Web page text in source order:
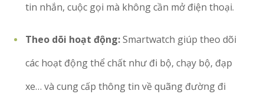
tin nhắn, cuộc gọi mà không cần mở điện thoại.
Theo dõi hoạt động:Smartwatch giúp theo dõi
các hoạt động thể chất như đi bộ, chạy bộ, đạp
xe… và cung cấp thông tin về quãng đường đi